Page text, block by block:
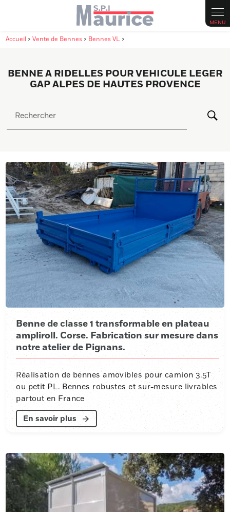
Accueil >Vente de Bennes > Bennes VL >
BENNE A RIDELLES POUR VEHICULE LEGER
GAP ALPES DE HAUTES PROVENCE
Rechercher
Benne de classe 1 transformable en plateau
ampliroll. Corse. Fabrication sur mesure dans
notre atelier de Pignans.
Réalisation de bennes amovibles pour camion 3.5T
ou petit PL. Bennes robustes et sur-mesure livrables
partout en France
En savoir plus
Panneau de gestion des cookies